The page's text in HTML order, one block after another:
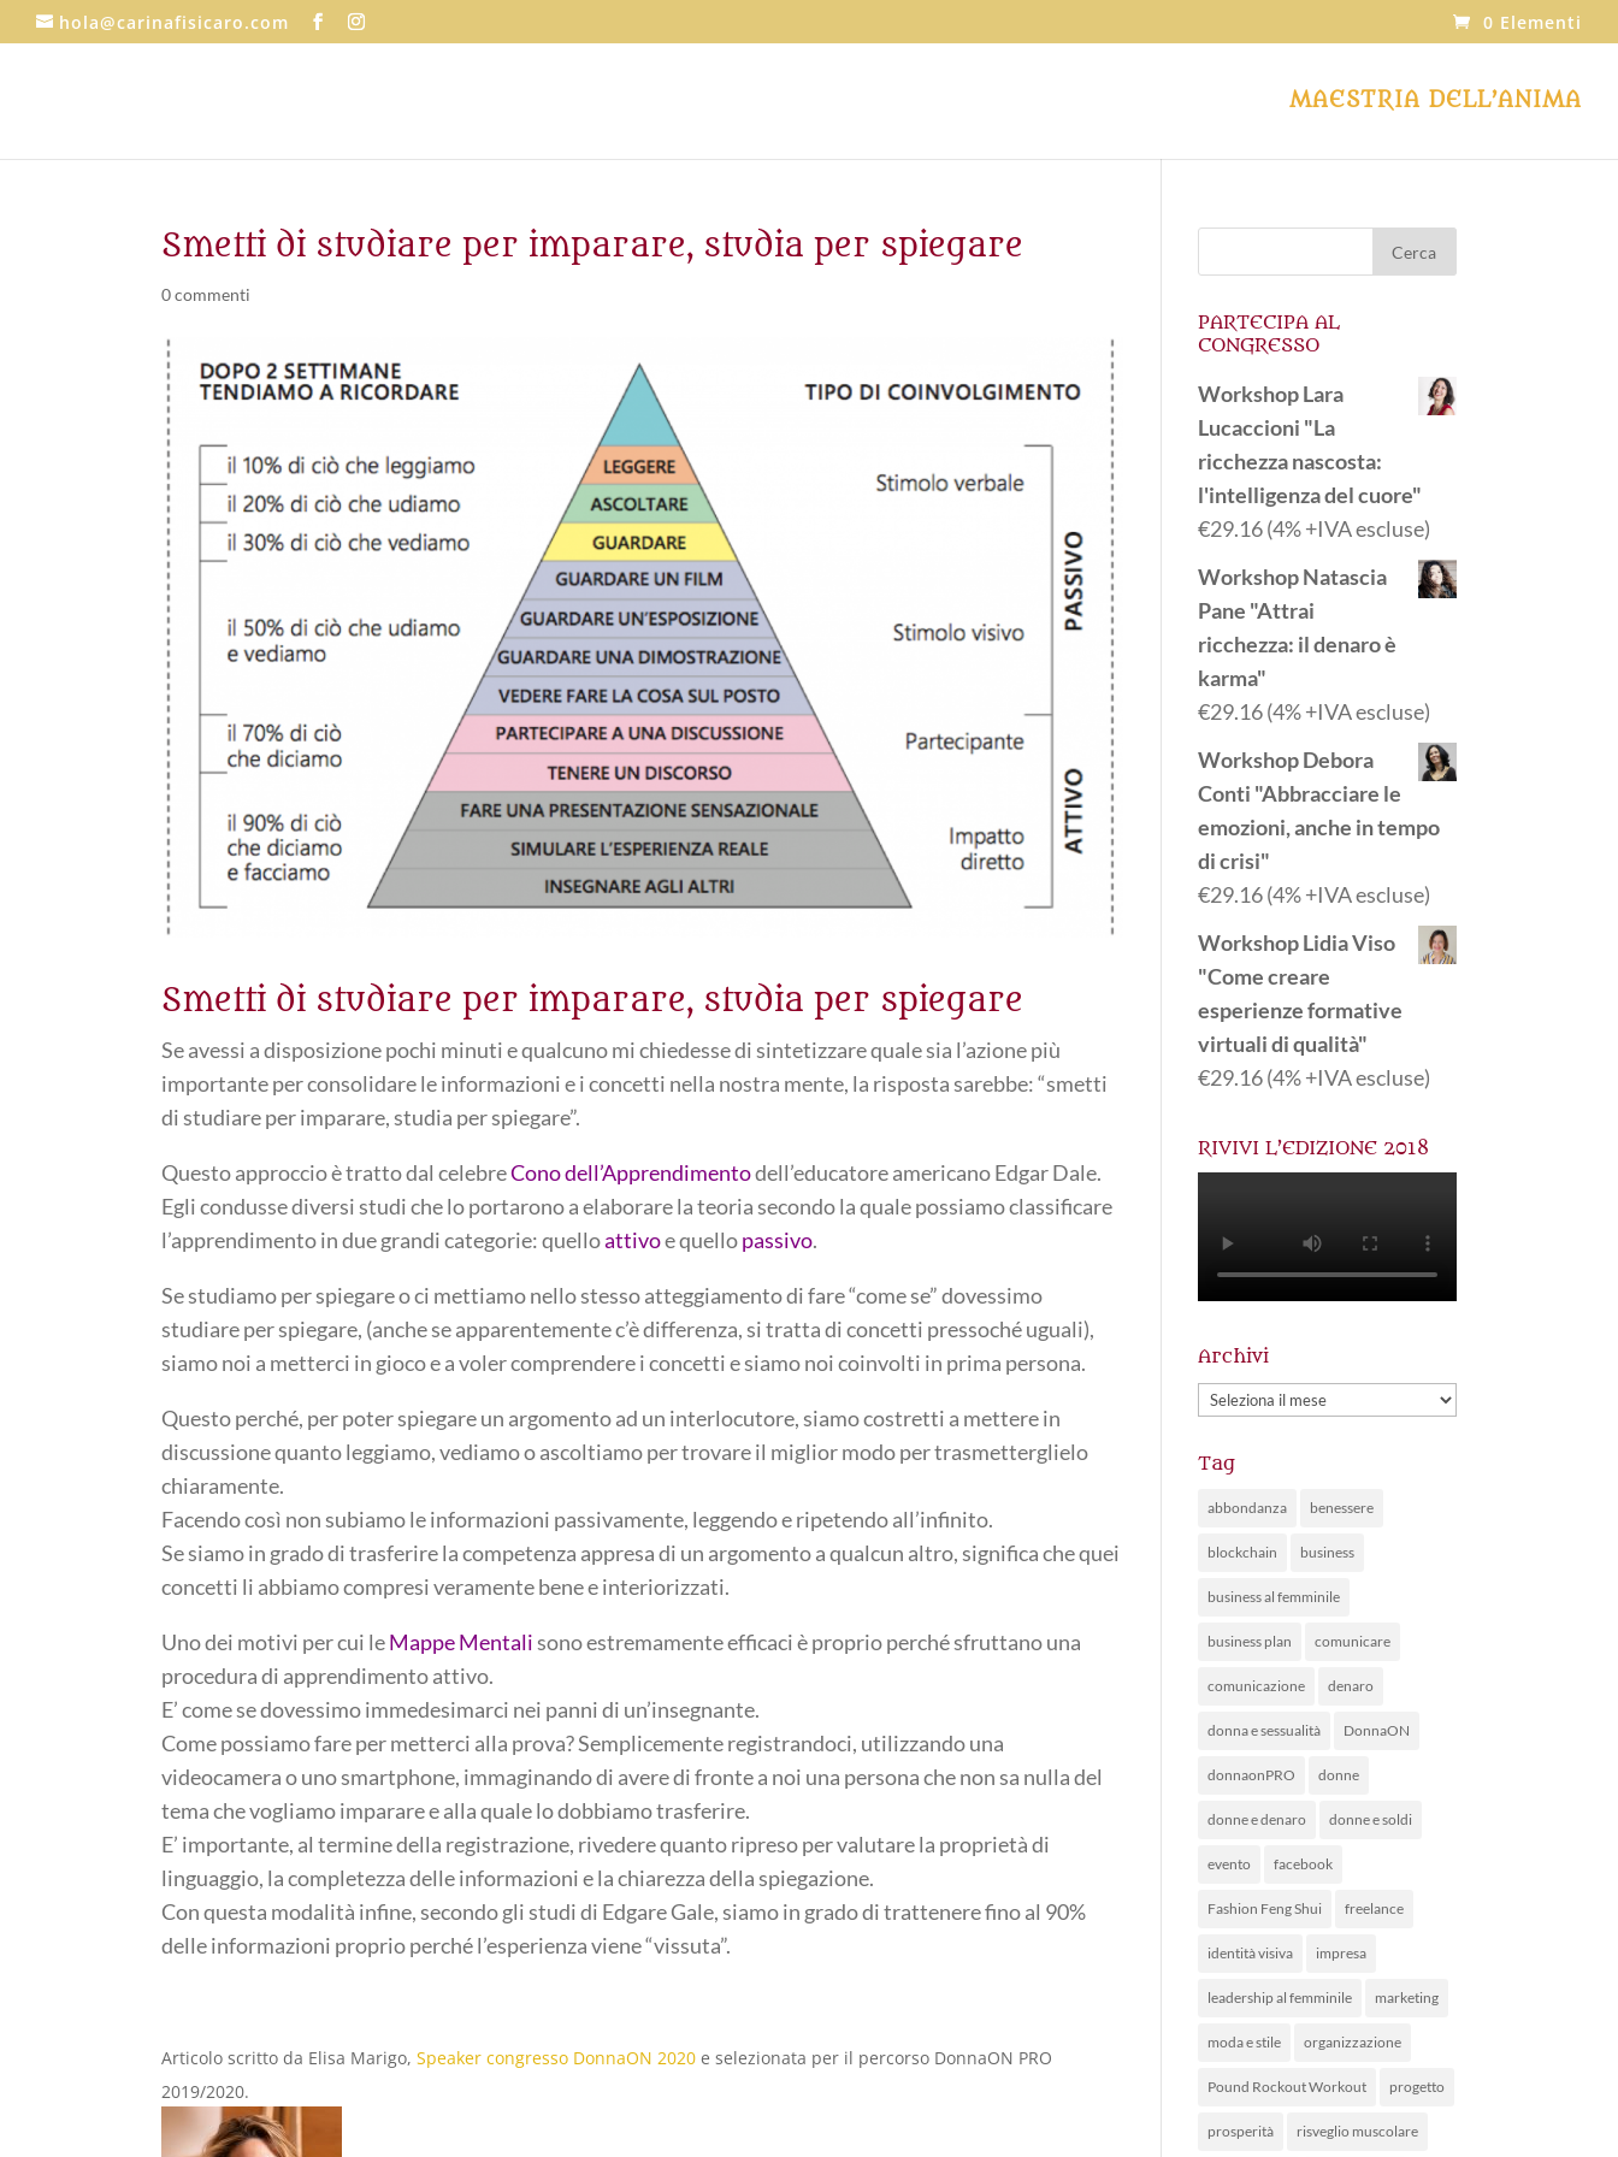
hola@carinafisicaro.com 0 Elementi
MAESTRIA DELL’ANIMA
Smetti di studiare per imparare, studia per spiegare
0 commenti
Smetti di studiare per imparare, studia per spiegare
Se avessi a disposizione pochi minuti e qualcuno mi chiedesse di sintetizzare quale sia l’azione più
importante per consolidare le informazioni e i concetti nella nostra mente, la risposta sarebbe: “smetti
di studiare per imparare, studia per spiegare”.
Questo approccio è tratto dal celebreCono dell’Apprendimentodell’educatore americano Edgar Dale.
Egli condusse diversi studi che lo portarono a elaborare la teoria secondo la quale possiamo classificare
l’apprendimento in due grandi categorie: quelloattivoe quellopassivo.
Se studiamo per spiegare o ci mettiamo nello stesso atteggiamento di fare “come se” dovessimo
studiare per spiegare, (anche se apparentemente c’è differenza, si tratta di concetti pressoché uguali),
siamo noi a metterci in gioco e a voler comprendere i concetti e siamo noi coinvolti in prima persona.
Questo perché, per poter spiegare un argomento ad un interlocutore, siamo costretti a mettere in
discussione quanto leggiamo, vediamo o ascoltiamo per trovare il miglior modo per trasmetterglielo
chiaramente.
Facendo così non subiamo le informazioni passivamente, leggendo e ripetendo all’infinito.
Se siamo in grado di trasferire la competenza appresa di un argomento a qualcun altro, significa che quei
concetti li abbiamo compresi veramente bene e interiorizzati.
Uno dei motivi per cui leMappe Mentalisono estremamente efficaci è proprio perché sfruttano una
procedura di apprendimento attivo.
E’ come se dovessimo immedesimarci nei panni di un’insegnante.
Come possiamo fare per metterci alla prova? Semplicemente registrandoci, utilizzando una
videocamera o uno smartphone, immaginando di avere di fronte a noi una persona che non sa nulla del
tema che vogliamo imparare e alla quale lo dobbiamo trasferire.
E’ importante, al termine della registrazione, rivedere quanto ripreso per valutare la proprietà di
linguaggio, la completezza delle informazioni e la chiarezza della spiegazione.
Con questa modalità infine, secondo gli studi di Edgare Gale, siamo in grado di trattenere fino al 90%
delle informazioni proprio perché l’esperienza viene “vissuta”.
Articolo scritto da Elisa Marigo,Speaker congresso DonnaON 2020 e selezionata per il percorso DonnaON PRO
2019/2020.
PARTECIPA AL
CONGRESSO
Workshop Lara
Lucaccioni "La
ricchezza nascosta:
l'intelligenza del cuore"
€29.16(4% +IVA escluse)
Workshop Natascia
Pane "Attrai
ricchezza: il denaro è
karma"
€29.16(4% +IVA escluse)
Workshop Debora
Conti "Abbracciare le
emozioni, anche in tempo
di crisi"
€29.16(4% +IVA escluse)
Workshop Lidia Viso
"Come creare
esperienze formative
virtuali di qualità"
€29.16(4% +IVA escluse)
RIVIVI L’EDIZIONE 2018
Archivi
Archivi
Tag
abbondanza benessere
blockchain business
business al femminile
business plan comunicare
comunicazione denaro
donna e sessualità DonnaON
donnaonPRO donne
donne e denaro donne e soldi
evento facebook
Fashion Feng Shui freelance
identità visiva impresa
leadership al femminile marketing
moda e stile organizzazione
Pound Rockout Workout progetto
prosperità risveglio muscolare